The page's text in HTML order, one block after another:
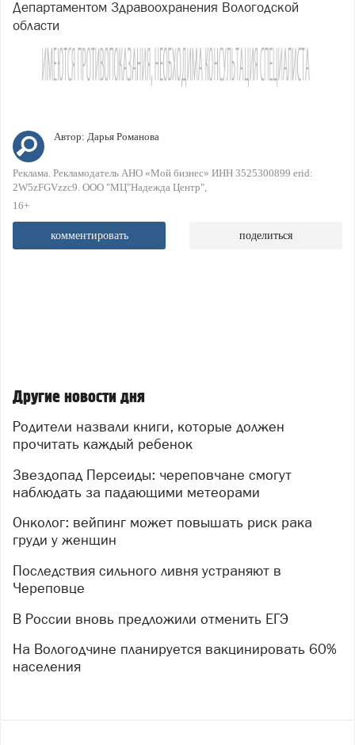
Департаментом Здравоохранения Вологодской
области
Автор: Дарья Романова
Реклама. Рекламодатель АНО «Мой бизнес» ИНН 3525300899 erid:
2W5zFGVzzc9. ООО "МЦ"Надежда Центр"
16+
комментировать поделиться
Другие новости дня
Родители назвали книги, которые должен
прочитать каждый ребенок
Звездопад Персеиды: череповчане смогут
наблюдать за падающими метеорами
Онколог: вейпинг может повышать риск рака
груди у женщин
Последствия сильного ливня устраняют в
Череповце
В России вновь предложили отменить ЕГЭ
На Вологодчине планируется вакцинировать 60%
населения